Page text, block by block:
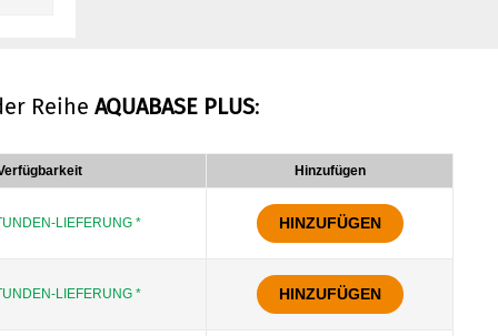
Reihe AQUABASE PLUS:
Hinzufügen
LIEFERUNG * HINZUFÜGEN
LIEFERUNG * HINZUFÜGEN